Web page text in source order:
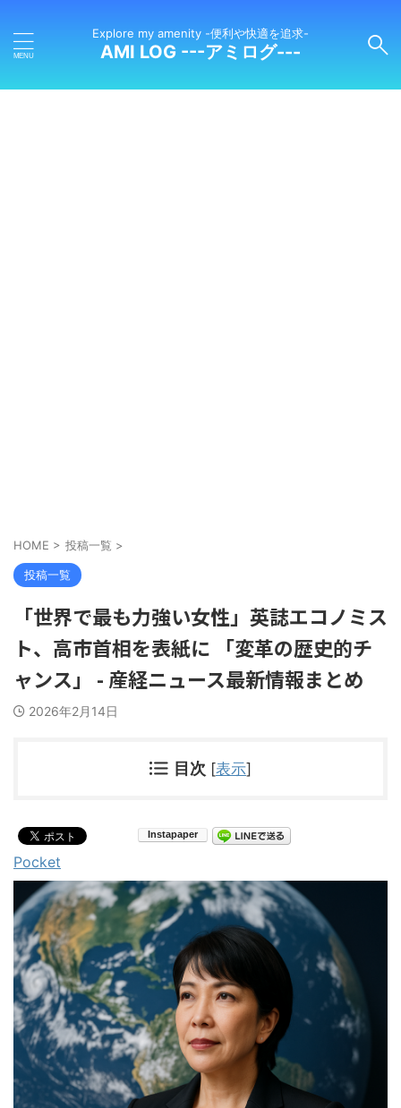
Explore my amenity -便利や快適を追求-
AMI LOG ---アミログ---
HOME > 投稿一覧 >
投稿一覧
「世界で最も力強い女性」英誌エコノミス
ト、高市首相を表紙に 「変革の歴史的チ
ャンス」 - 産経ニュース最新情報まとめ
2026年2月14日
目次 [表示]
Pocket